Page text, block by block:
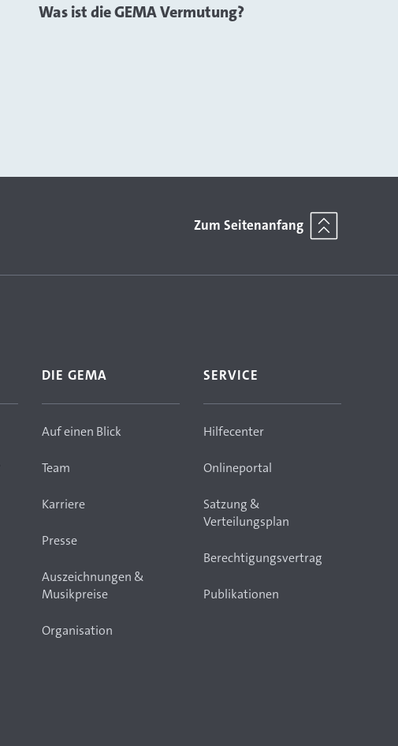
Was ist die GEMA Vermutung?
Zum Seitenanfang
DIE GEMA
Auf einen Blick
Team
Karriere
Presse
Auszeichnungen &
Musikpreise
Organisation
SERVICE
Hilfecenter
Onlineportal
Satzung &
Verteilungsplan
Berechtigungsvertrag
Publikationen